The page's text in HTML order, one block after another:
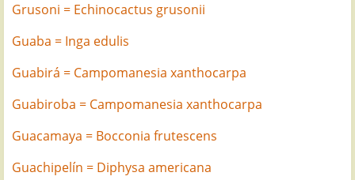
Grusoni = Echinocactus grusonii
Guaba = Inga edulis
Guabirá = Campomanesia xanthocarpa
Guabiroba = Campomanesia xanthocarpa
Guacamaya = Bocconia frutescens
Guachipelín = Diphysa americana